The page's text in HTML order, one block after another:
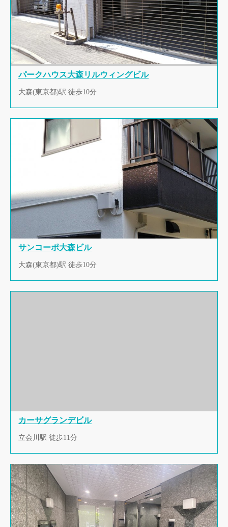
パークハウス大森リルウィングビル
大森(東京都)駅 徒歩10分
サンコーポ大森ビル
大森(東京都)駅 徒歩10分
カーサグランデビル
立会川駅 徒歩11分